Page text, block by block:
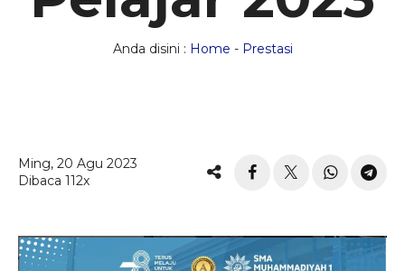
Anda disini : Home - Prestasi
Ming, 20 Agu 2023
Dibaca 112x